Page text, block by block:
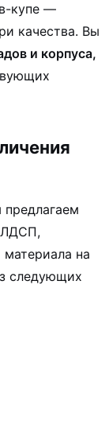
купе —
качества. Вы
и корпуса,
ЛДСП,
на
следующих